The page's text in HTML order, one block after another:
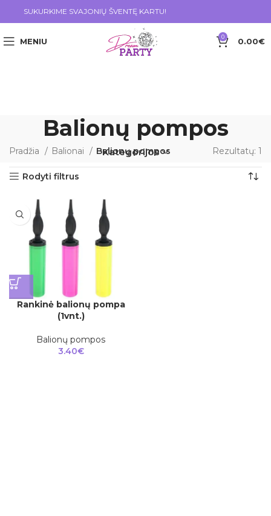
SUKURKIME SVAJONIŲ ŠVENTĘ KARTU!
MENIU 0 0.00€
Balionų pompos
Kategorijos
Pradžia Balionai Balionų pompos Rezultatų: 1
Rodyti filtrus
Rankinė balionų pompa
(1vnt.)
Balionų pompos
3.40€